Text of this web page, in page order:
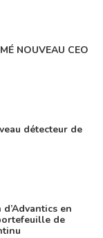
NOUVEAU CEO
détecteur de
en
de